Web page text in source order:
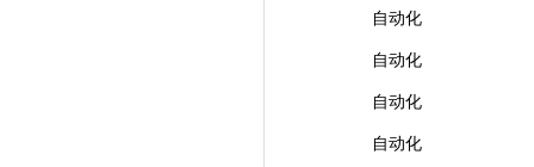
自动化
自动化
自动化
自动化